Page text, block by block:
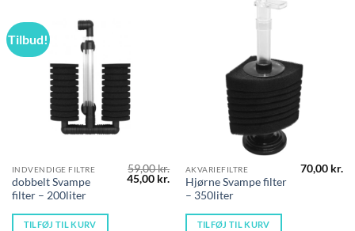
Tilbud!
INDVENDIGE FILTRE
dobbelt Svampe
filter – 200liter
59,00kr.
Den
oprindelige
45,00 kr. Den
aktuelle
pris
45,00 kr..
TILFØJ TIL KURV
AKVARIEFILTRE
Hjørne Svampe filter
– 350liter
70,00 kr.
TILFØJ TIL KURV